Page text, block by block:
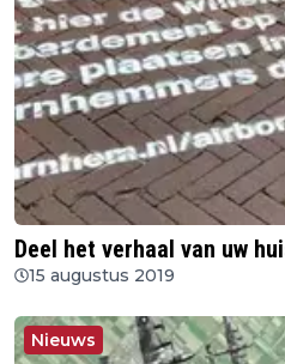
Deel het verhaal van uw
15 augustus 2019
Nieuws